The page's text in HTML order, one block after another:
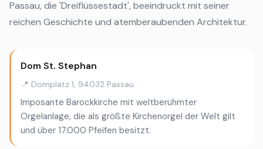
Passau, die 'Dreiflüssestadt', beeindruckt mit seiner
reichen Geschichte und atemberaubenden Architektur.
Dom St. Stephan
📍 Domplatz 1, 94032 Passau
Imposante Barockkirche mit weltberühmter
Orgelanlage, die als größte Kirchenorgel der Welt gilt
und über 17.000 Pfeifen besitzt.